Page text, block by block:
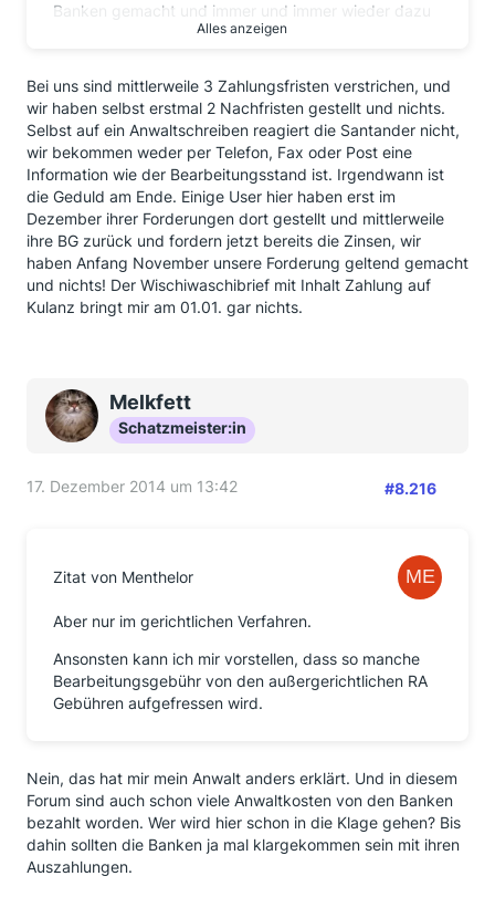
Banken gemacht und immer und immer wieder dazu
aufgerufen haben, sofort Klage einzureichen,
Das fand ich schon krass. Nachdem ich jetzt aus dem
Urlaub zurück bin und wieder ein paar Seiten gelesen
habe, finde ich, dass hier Ruhe eingekehrt und diese
Hetze nicht mehr so betrieben wird (daran hast Du
"kastanienblatt" mit Deiner sehr sympathischen Art
zu schreiben maßgeblich beitgetragen - chapeau!)
Ich kann durchaus verstehen, dass jeder (obwohl die
meisten gar nicht wussten, dass ihnen Geld zusteht)
die Zahlung erwartet und das "pronto". Aber
gemessen an Hunderttausende von Einschreiben
wundert es nicht, wenn die Banken mit Zahlungen
haben aufhetzen lassen und einen Anwalt beauftragt,
Klage oder einen Mahnbescheid eingereicht haben,
auf den Kosten sitzen bleiben? Insbesondere bei
davon einige zurückbekommen und für die noch
Ich habe am Tag der BGH-Entscheidung erstmals von
Tag danach habe ich für einen Autokredit mit
Anschlussfinanzierung, den ich aufgenommen und
zwischenzeitlich bezahlt habe, die 2 BG's + 5 %
Zinsen, und für meinen Mann, der ebenfalls einen
Standardbrief. Wiederum einige Tage später hatte ich
eine von den beiden BG's (die größere) und mein
Mann seine BG (ohne Zinsen) auf dem Konto.
Vorgestern hatte ich Zinsen für die kleinere BG auf
dem Konto und mein Mann Zinsen für seine BG.
Alles anzeigen
Bei uns sind mittlerweile 3 Zahlungsfristen verstrichen, und
wir haben selbst erstmal 2 Nachfristen gestellt und nichts.
Selbst auf ein Anwaltschreiben reagiert die Santander nicht,
wir bekommen weder per Telefon, Fax oder Post eine
Information wie der Bearbeitungsstand ist. Irgendwann ist
die Geduld am Ende. Einige User hier haben erst im
Dezember ihrer Forderungen dort gestellt und mittlerweile
ihre BG zurück und fordern jetzt bereits die Zinsen, wir
haben Anfang November unsere Forderung geltend gemacht
und nichts! Der Wischiwaschibrief mit Inhalt Zahlung auf
Kulanz bringt mir am 01.01. gar nichts.
Melkfett
Schatzmeister:in
17. Dezember 2014 um 13:42 #8.216
Zitat von Menthelor
Aber nur im gerichtlichen Verfahren.
Ansonsten kann ich mir vorstellen, dass so manche
Bearbeitungsgebühr von den außergerichtlichen RA
Gebühren aufgefressen wird.
Nein, das hat mir mein Anwalt anders erklärt. Und in diesem
Forum sind auch schon viele Anwaltkosten von den Banken
bezahlt worden. Wer wird hier schon in die Klage gehen? Bis
dahin sollten die Banken ja mal klargekommen sein mit ihren
Auszahlungen.